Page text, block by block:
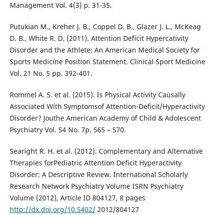
Management Vol. 4(3) p. 31-35.
Putukian M., Kreher J. B., Coppel D. B., Glazer J. L., McKeag
D. B., White R. D. (2011). Attention Deficit Hypercativity
Disorder and the Athlete: An American Medical Society for
Sports Medicine Position Statement. Clinical Sport Medicine
Vol. 21 No. 5 pp. 392-401.
Rommel A. S. et al. (2015). Is Physical Activity Causally
Associated With Symptomsof Attention-Deficit/Hyperactivity
Disorder? Jouthe American Academy of Child & Adolescent
Psychiatry Vol. 54 No. 7p. 565 – 570.
Searight R. H. et al. (2012). Complementary and Alternative
Therapies forPediatric Attention Deficit Hyperactivity
Disorder: A Descriptive Review. International Scholarly
Research Network Psychiatry Volume ISRN Psychiatry
Volume (2012), Article ID 804127, 8 pages
http://dx.doi.org/10.5402/2012/804127